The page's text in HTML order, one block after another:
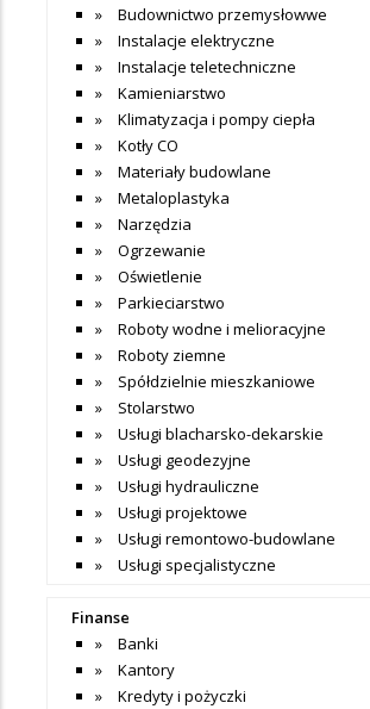
Budownictwo przemysłowwe
Instalacje elektryczne
Instalacje teletechniczne
Kamieniarstwo
Klimatyzacja i pompy ciepła
Kotły CO
Materiały budowlane
Metaloplastyka
Narzędzia
Ogrzewanie
Oświetlenie
Parkieciarstwo
Roboty wodne i melioracyjne
Roboty ziemne
Spółdzielnie mieszkaniowe
Stolarstwo
Usługi blacharsko-dekarskie
Usługi geodezyjne
Usługi hydrauliczne
Usługi projektowe
Usługi remontowo-budowlane
Usługi specjalistyczne
Finanse
Banki
Kantory
Kredyty i pożyczki